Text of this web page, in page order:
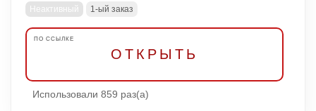
Неактивный 1-ый заказ
ОТКРЫТЬ
Использовали 859 раз(а)